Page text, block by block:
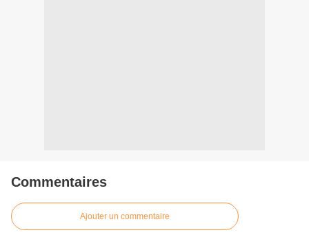
Commentaires
Ajouter un commentaire